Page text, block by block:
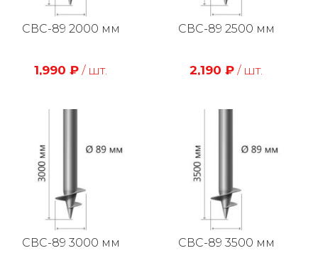
СВС-89 2000 мм
1,990 ₽ / шт.
СВС-89 2500 мм
2,190 ₽ / шт.
СВС-89 3000 мм СВС-89 3500 мм